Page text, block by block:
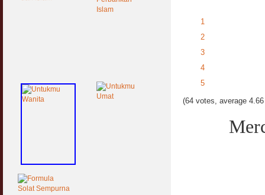
1
2
3
4
5
(64 votes, average